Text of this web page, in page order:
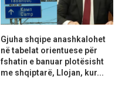
Gjuha shqipe anashkalohet
në tabelat orientuese për
fshatin e banuar plotësisht
me shqiptarë, Llojan, kur...